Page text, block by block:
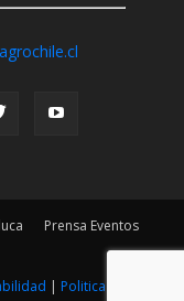
Prensa Eventos
Politica Editorial